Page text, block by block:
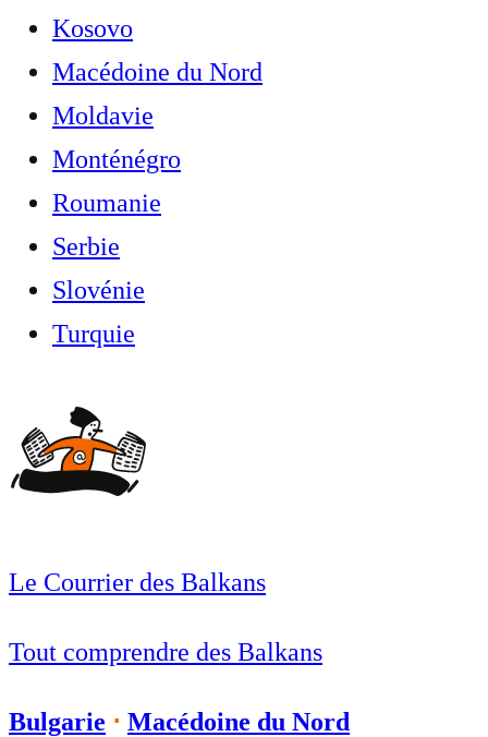
Kosovo
Macédoine du Nord
Moldavie
Monténégro
Roumanie
Serbie
Slovénie
Turquie
Le Courrier des Balkans
Tout comprendre des Balkans
Bulgarie ⋅ Macédoine du Nord